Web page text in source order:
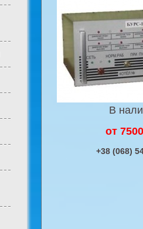
В
от
+38 (068)